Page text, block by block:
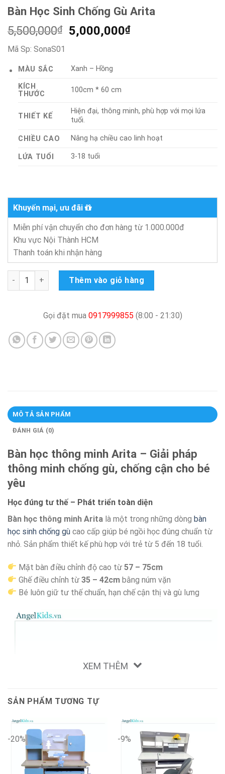
Bàn Học Sinh Chống Gù Arita
5,500,000₫
Giá
5,500,000₫.
5,000,000₫Giá
Mã Sp: SonaS01
MÀU SẮC Xanh – Hồng
KÍCH
THƯỚC
100cm * 60 cm
THIẾT KẾ
Hiện đại, thông minh, phù hợp với mọi lứa
tuổi.
CHIỀU CAO Nâng hạ chiều cao linh hoạt
LỨA TUỔI 3-18 tuổi
Khuyến mại, ưu đãi
Miễn phí vận chuyển cho đơn hàng từ 1.000.000đ
Khu vực Nội Thành HCM
Thanh toán khi nhận hàng
Bàn Học Sinh Chống Gù Arita số lượng
Thêm vào giỏ hàng
Gọi đặt mua 0917999855 (8:00 - 21:30)
MÔ TẢ SẢN PHẨM
ĐÁNH GIÁ (0)
Bàn học thông minh Arita – Giải pháp
thông minh chống gù, chống cận cho bé
yêu
Học đúng tư thế – Phát triển toàn diện
Bàn học thông minh Arita là một trong những dòng bàn
học sinh chống gù cao cấp giúp bé ngồi học đúng chuẩn từ
nhỏ. Sản phẩm thiết kế phù hợp với trẻ từ 5 đến 18 tuổi.
Mặt bàn điều chỉnh độ cao từ57 – 75cm
Ghế điều chỉnh từ35 – 42cm bằng núm vặn
Bé luôn giữ tư thế chuẩn, hạn chế cận thị và gù lưng
XEM THÊM
SẢN PHẨM TƯƠNG TỰ
-20% -9%